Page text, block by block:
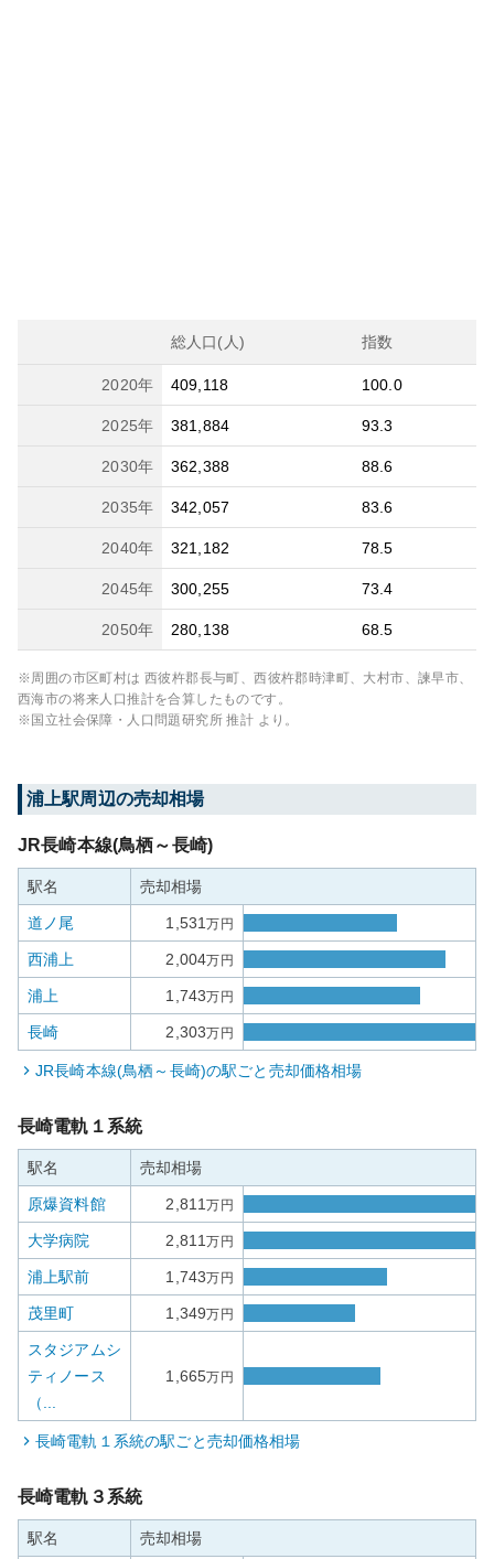
総人口(人) 指数
2020年 409,118 100.0
2025年 381,884 93.3
2030年 362,388 88.6
2035年 342,057 83.6
2040年 321,182 78.5
2045年 300,255 73.4
2050年 280,138 68.5
※周囲の市区町村は 西彼杵郡長与町、西彼杵郡時津町、大村市、諫早市、
西海市の将来人口推計を合算したものです。
※国立社会保障・人口問題研究所 推計 より。
浦上駅周辺の売却相場
JR長崎本線(鳥栖～長崎)
駅名 売却相場
道ノ尾 1,531万円
西浦上 2,004万円
浦上 1,743万円
長崎 2,303万円
JR長崎本線(鳥栖～長崎)の駅ごと売却価格相場
長崎電軌１系統
駅名 売却相場
原爆資料館 2,811万円
大学病院 2,811万円
浦上駅前 1,743万円
茂里町 1,349万円
スタジアムシ
ティノース
（...
1,665万円
長崎電軌１系統の駅ごと売却価格相場
長崎電軌３系統
駅名 売却相場